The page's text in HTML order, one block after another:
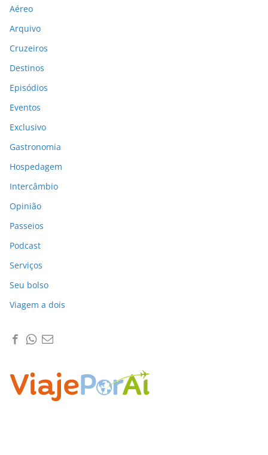
Aéreo
Arquivo
Cruzeiros
Destinos
Episódios
Eventos
Exclusivo
Gastronomia
Hospedagem
Intercâmbio
Opinião
Passeios
Podcast
Serviços
Seu bolso
Viagem a dois